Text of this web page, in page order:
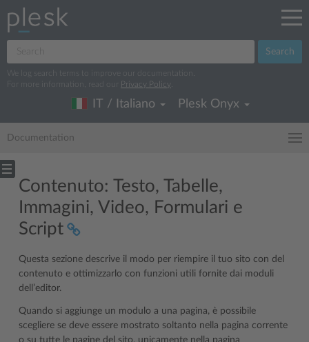
Search
We log search terms to improve our documentation.
For more information, read our
Privacy Policy
IT / Italiano Plesk Onyx
Documentation
Contenuto: Testo, Tabelle,
Immagini, Video, Formulari e
Script
Questa sezione descrive il modo per riempire il tuo sito con del
contenuto e ottimizzarlo con funzioni utili fornite dai moduli
dell’editor.
Quando si aggiunge un modulo a una pagina, è possibile
scegliere se deve essere mostrato soltanto nella pagina corrente
o su tutte le pagine del sito, unicamente nella pagina